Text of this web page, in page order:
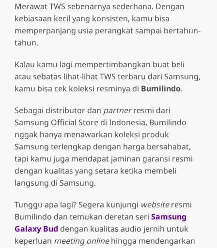
Merawat TWS sebenarnya sederhana. Dengan
kebiasaan kecil yang konsisten, kamu bisa
memperpanjang usia perangkat sampai bertahun-
tahun.
Kalau kamu lagi mempertimbangkan buat beli
atau sebatas lihat-lihat TWS terbaru dari Samsung,
kamu bisa cek koleksi resminya di Bumilindo.
Sebagai distributor dan partnerresmi dari
Samsung Official Store di Indonesia, Bumilindo
nggak hanya menawarkan koleksi produk
Samsung terlengkap dengan harga bersahabat,
tapi kamu juga mendapat jaminan garansi resmi
dengan kualitas yang setara ketika membeli
langsung di Samsung.
Tunggu apa lagi? Segera kunjungi websiteresmi
Bumilindo dan temukan deretan seri Samsung
Galaxy Bud dengan kualitas audio jernih untuk
keperluan meeting onlinehingga mendengarkan